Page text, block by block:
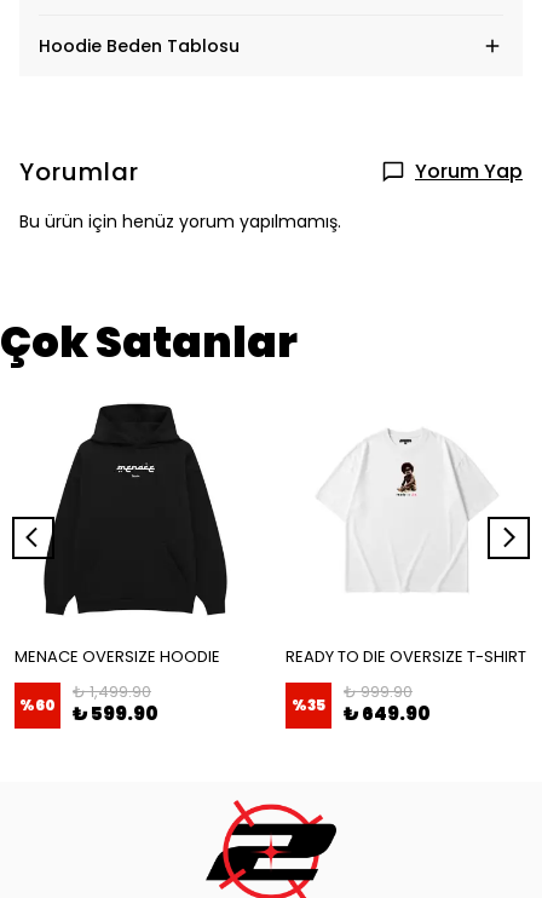
Hoodie Beden Tablosu
Yorumlar Yorum Yap
Bu ürün için henüz yorum yapılmamış.
Çok Satanlar
MENACE OVERSIZE HOODIE
%60
₺ 1,499.90
₺ 599.90
READY TO DIE OVERSIZE T-SHIRT
%35
₺ 999.90
₺ 649.90